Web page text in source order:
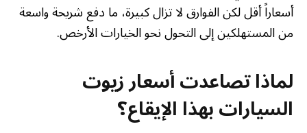
أسعاراً أقل لكن الفوارق لا تزال كبيرة، ما دفع شريحة واسعة
من المستهلكين إلى التحول نحو الخيارات الأرخص.
لماذا تصاعدت أسعار زيوت
السيارات بهذا الإيقاع؟